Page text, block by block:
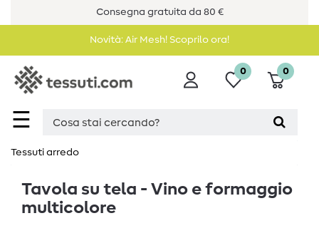
Consegna gratuita da 80 €
Novità: Air Mesh! Scoprilo ora!
☰
0 0
Tessuti arredo
Tavola su tela - Vino e formaggio
multicolore